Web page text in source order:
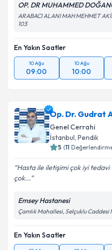
OP. DR MUHAMMED
ARABACI ALANI MAH MEHMET
103
En Yakın Saatler
10 Ağu
09:00
10 Ağu
10:00
Op. Dr. Gudrat
Genel Cerrahi
İstanbul, Pendik
5 (11
Hasta ile iletişimi çok iyi
çok...
Emsey Hastanesi
Çamlık Mahallesi, Selçuklu Caddesi
En Yakın Saatler